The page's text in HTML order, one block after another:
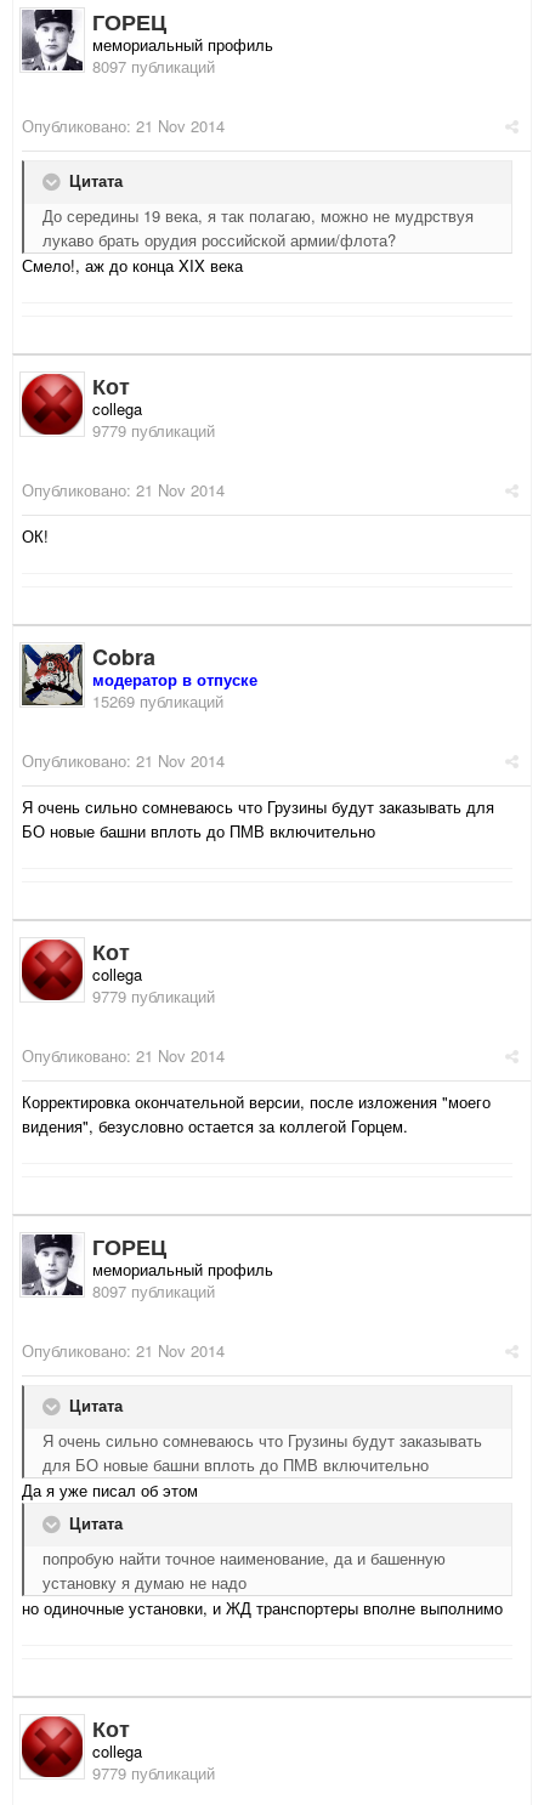
ГОРЕЦ
мемориальный профиль
8097 публикаций
Опубликовано: 21 Nov 2014
Цитата
До середины 19 века, я так полагаю, можно не мудрствуя
лукаво брать орудия российской армии/флота?
Смело!, аж до конца XIX века
Кот
collega
9779 публикаций
Опубликовано: 21 Nov 2014
ОК!
Cobra
модератор в отпуске
15269 публикаций
Опубликовано: 21 Nov 2014
Я очень сильно сомневаюсь что Грузины будут заказывать для
БО новые башни вплоть до ПМВ включительно
Кот
collega
9779 публикаций
Опубликовано: 21 Nov 2014
Корректировка окончательной версии, после изложения "моего
видения", безусловно остается за коллегой Горцем.
ГОРЕЦ
мемориальный профиль
8097 публикаций
Опубликовано: 21 Nov 2014
Цитата
Я очень сильно сомневаюсь что Грузины будут заказывать
для БО новые башни вплоть до ПМВ включительно
Да я уже писал об этом
Цитата
попробую найти точное наименование, да и башенную
установку я думаю не надо
но одиночные установки, и ЖД транспортеры вполне выполнимо
Кот
collega
9779 публикаций